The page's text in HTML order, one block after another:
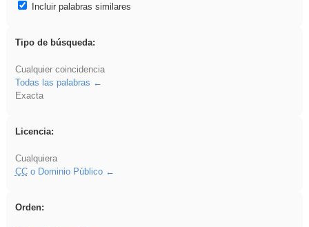
Incluir palabras similares
Tipo de búsqueda:
Cualquier coincidencia
Todas las palabras
Exacta
Licencia:
Cualquiera
CCo Dominio Público
Orden: